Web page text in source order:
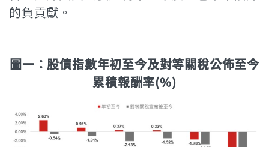
的負貢獻。
圖一：股債指數年初至今及對等關稅公佈至今
累積報酬率(%)